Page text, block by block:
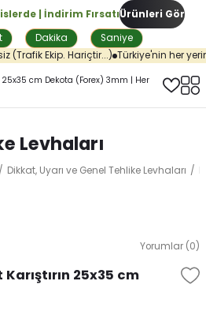
| İndirim Fırsatı
Dakika Saniye
Ürünleri Gör
Ekip. Hariçtir...) Türkiye'nin her
Levhaları
Dikkat, Uyarı ve Genel Tehlike Levhaları
Yorumlar (0)
25x35 cm